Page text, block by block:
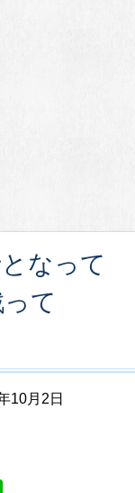
なって
て
10月2日